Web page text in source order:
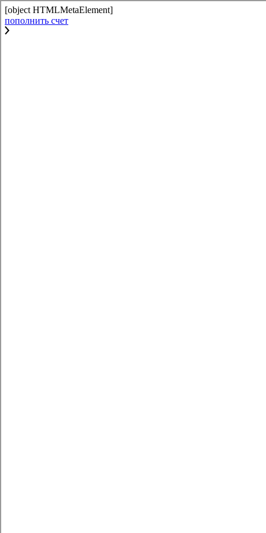
[object HTMLMetaElement]
пополнить счет